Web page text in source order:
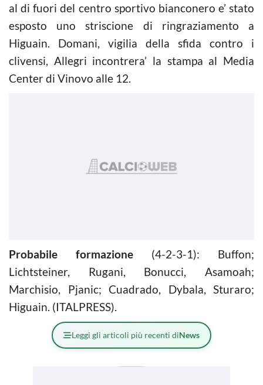
al di fuori del centro sportivo bianconero e’ stato
esposto uno striscione di ringraziamento a
Higuain. Domani, vigilia della sfida contro i
clivensi, Allegri incontrera’ la stampa al Media
Center di Vinovo alle 12.
Probabile formazione (4-2-3-1): Buffon;
Lichtsteiner, Rugani, Bonucci, Asamoah;
Marchisio, Pjanic; Cuadrado, Dybala, Sturaro;
Higuain. (ITALPRESS).
Leggi gli articoli più recenti diNews